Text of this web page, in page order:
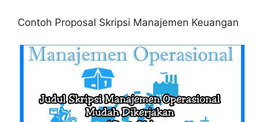
Contoh Proposal Skripsi Manajemen Keuangan